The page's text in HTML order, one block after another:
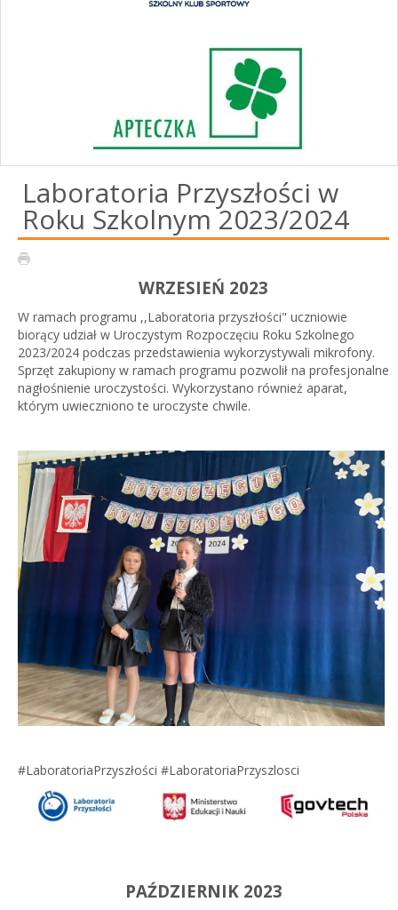
Laboratoria Przyszłości w
Roku Szkolnym 2023/2024
WRZESIEŃ 2023
W ramach programu ,,Laboratoria przyszłości" uczniowie
biorący udział w Uroczystym Rozpoczęciu Roku Szkolnego
2023/2024 podczas przedstawienia wykorzystywali mikrofony.
Sprzęt zakupiony w ramach programu pozwolił na profesjonalne
nagłośnienie uroczystości. Wykorzystano również aparat,
którym uwieczniono te uroczyste chwile.
#LaboratoriaPrzyszłości #LaboratoriaPrzyszlosci
PAŹDZIERNIK 2023